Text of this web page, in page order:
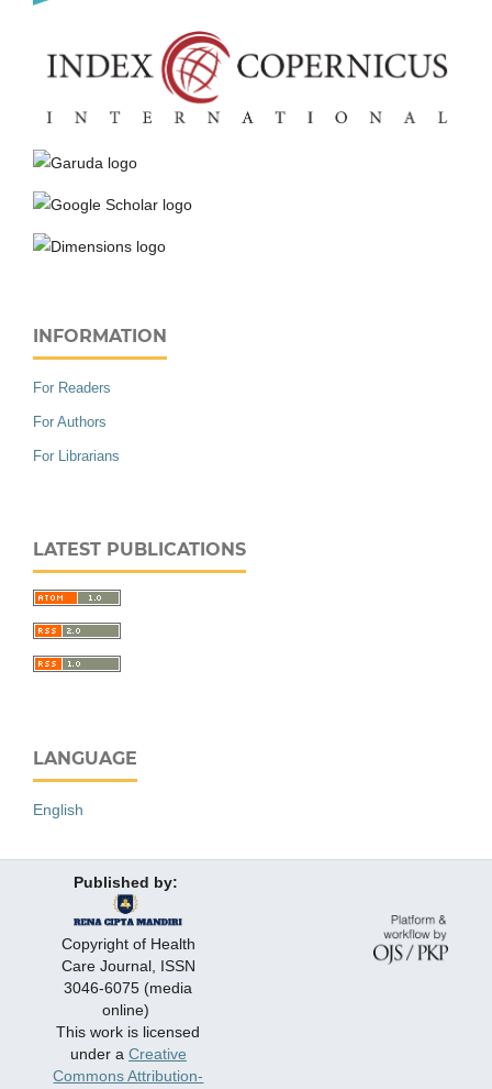
INFORMATION
For Readers
For Authors
For Librarians
LATEST PUBLICATIONS
LANGUAGE
English
Published by:
Copyright of Health
Care Journal, ISSN
3046-6075 (media
online)
This work is licensed
under a Creative
Commons Attribution-